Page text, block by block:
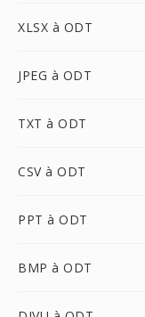
XLSX à ODT
JPEG à ODT
TXT à ODT
CSV à ODT
PPT à ODT
BMP à ODT